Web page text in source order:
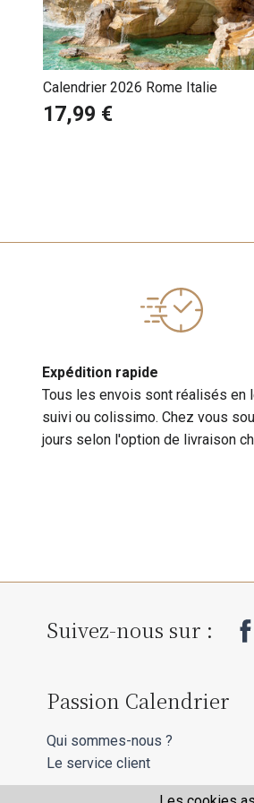
Calendrier 2026 Rome Italie
17,99 €
Expédition rapide
Tous les envois sont réalisés en
suivi ou colissimo. Chez vous
jours selon l'option de livraison
Suivez-nous sur :
Passion Calendrier
Qui sommes-nous ?
Le service client